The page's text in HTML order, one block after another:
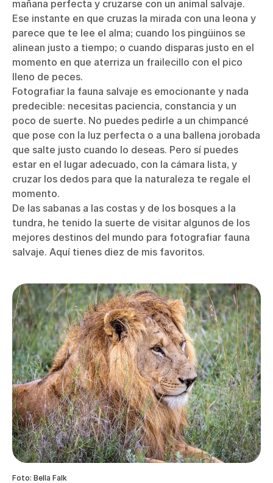
mañana perfecta y cruzarse con un animal salvaje.
Ese instante en que cruzas la mirada con una leona y
parece que te lee el alma; cuando los pingüinos se
alinean justo a tiempo; o cuando disparas justo en el
momento en que aterriza un frailecillo con el pico
lleno de peces.
Fotografiar la fauna salvaje es emocionante y nada
predecible: necesitas paciencia, constancia y un
poco de suerte. No puedes pedirle a un chimpancé
que pose con la luz perfecta o a una ballena jorobada
que salte justo cuando lo deseas. Pero sí puedes
estar en el lugar adecuado, con la cámara lista, y
cruzar los dedos para que la naturaleza te regale el
momento.
De las sabanas a las costas y de los bosques a la
tundra, he tenido la suerte de visitar algunos de los
mejores destinos del mundo para fotografiar fauna
salvaje. Aquí tienes diez de mis favoritos.
Foto: Bella Falk